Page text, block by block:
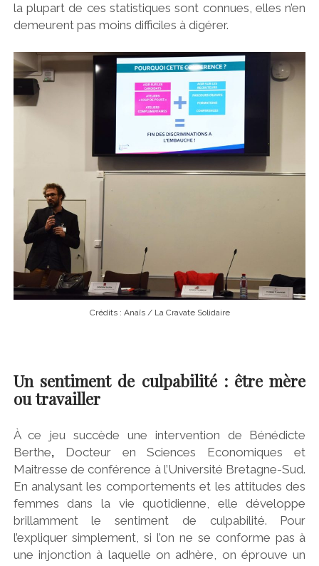
la plupart de ces statistiques sont connues, elles n’en
demeurent pas moins difficiles à digérer.
Crédits : Anaïs / La Cravate Solidaire
Un sentiment de culpabilité : être mère
ou travailler
À ce jeu succède une intervention de Bénédicte
Berthe, Docteur en Sciences Economiques et
Maitresse de conférence à l’Université Bretagne-Sud.
En analysant les comportements et les attitudes des
femmes dans la vie quotidienne, elle développe
brillamment le sentiment de culpabilité. Pour
l’expliquer simplement, si l’on ne se conforme pas à
une injonction à laquelle on adhère, on éprouve un